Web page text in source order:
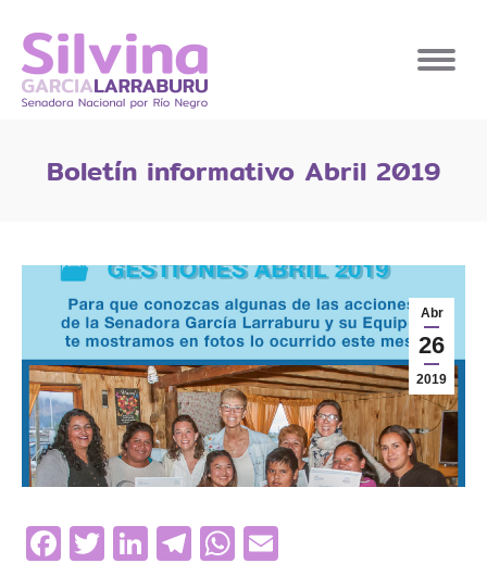
Boletín informativo Abril 2019
Abr
26
2019
Facebook
Twitter
LinkedIn
Telegram
WhatsApp